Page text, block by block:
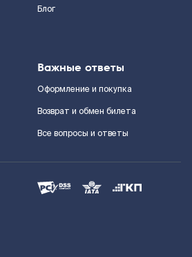
Блог
Важные ответы
Оформление и покупка
Возврат и обмен билета
Все вопросы и ответы